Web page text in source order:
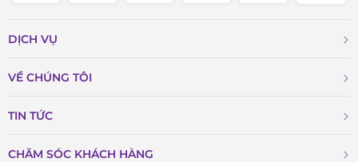
DỊCH VỤ
VỀ CHÚNG TÔI
TIN TỨC
CHĂM SÓC KHÁCH HÀNG